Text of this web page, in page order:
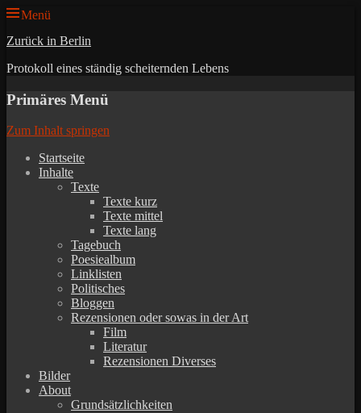
Menü
Zurück in Berlin
Protokoll eines ständig scheiternden Lebens
Primäres Menü
Zum Inhalt springen
Startseite
Inhalte
Texte
Texte kurz
Texte mittel
Texte lang
Tagebuch
Poesiealbum
Linklisten
Politisches
Bloggen
Rezensionen oder sowas in der Art
Film
Literatur
Rezensionen Diverses
Bilder
About
Grundsätzlichkeiten